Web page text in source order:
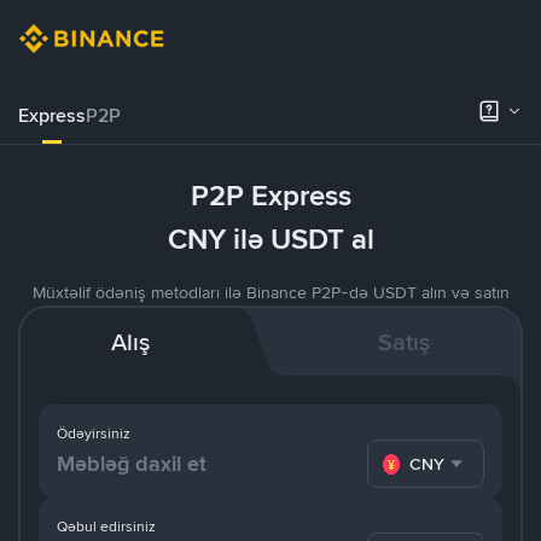
ExpressP2P
P2P Express
CNY ilə USDT al
Müxtəlif ödəniş metodları ilə Binance P2P-də USDT alın və satın
Alış Satış
Ödəyirsiniz
CNY
Qəbul edirsiniz